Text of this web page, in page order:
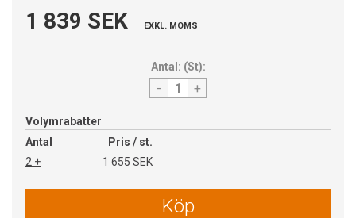
1 839 SEK EXKL. MOMS
Antal: (St):
- +
Volymrabatter
Antal
Pris / st.
2 +
1 655 SEK
Köp